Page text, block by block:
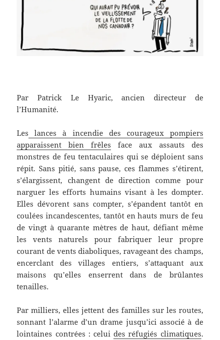
Par Patrick Le Hyaric, ancien directeur de
l’Humanité.
Les lances à incendie des courageux pompiers
apparaissent bien frêles face aux assauts des
monstres de feu tentaculaires qui se déploient sans
répit. Sans pitié, sans pause, ces flammes s’étirent,
s’élargissent, changent de direction comme pour
narguer les efforts humains visant à les dompter.
Elles dévorent sans compter, s’épandent tantôt en
coulées incandescentes, tantôt en hauts murs de feu
de vingt à quarante mètres de haut, défiant même
les vents naturels pour fabriquer leur propre
courant de vents diaboliques, ravageant des champs,
encerclant des villages entiers, s’attaquant aux
maisons qu’elles enserrent dans de brûlantes
tenailles.
Par milliers, elles jettent des familles sur les routes,
sonnant l’alarme d’un drame jusqu’ici associé à de
lointaines contrées : celuides réfugiés climatiques.